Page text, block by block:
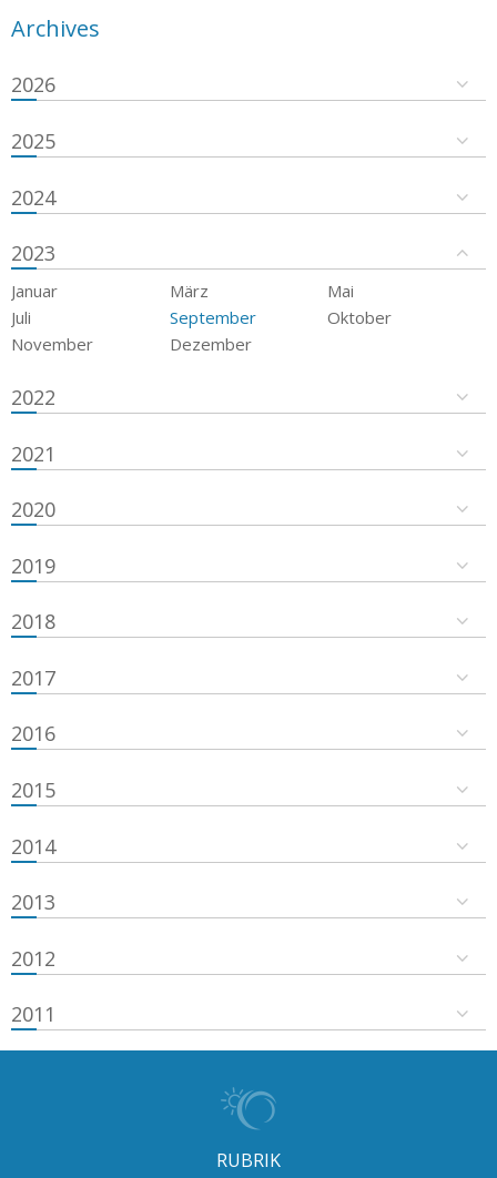
Archives
2026
2025
2024
2023
Januar März
Mai
Juli
September
Oktober
November
Dezember
2022
2021
2020
2019
2018
2017
2016
2015
2014
2013
2012
2011
RUBRIK